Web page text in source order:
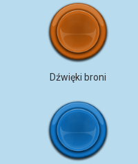
Dźwięki broni